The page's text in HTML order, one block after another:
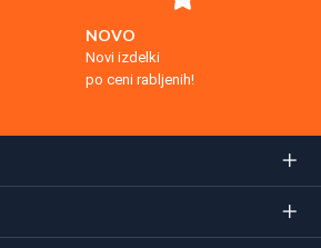
NOVO
Novi izdelki
po ceni rabljenih!